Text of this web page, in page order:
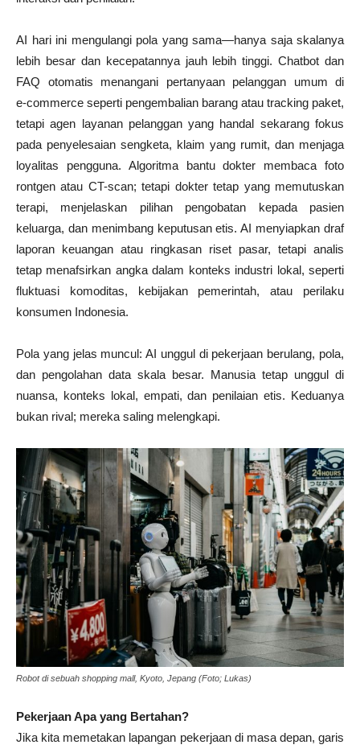
AI hari ini mengulangi pola yang sama—hanya saja skalanya
lebih besar dan kecepatannya jauh lebih tinggi. Chatbot dan
FAQ otomatis menangani pertanyaan pelanggan umum di
e‑commerce seperti pengembalian barang atau tracking paket,
tetapi agen layanan pelanggan yang handal sekarang fokus
pada penyelesaian sengketa, klaim yang rumit, dan menjaga
loyalitas pengguna. Algoritma bantu dokter membaca foto
rontgen atau CT-scan; tetapi dokter tetap yang memutuskan
terapi, menjelaskan pilihan pengobatan kepada pasien
keluarga, dan menimbang keputusan etis. AI menyiapkan draf
laporan keuangan atau ringkasan riset pasar, tetapi analis
tetap menafsirkan angka dalam konteks industri lokal, seperti
fluktuasi komoditas, kebijakan pemerintah, atau perilaku
konsumen Indonesia.
Pola yang jelas muncul: AI unggul di pekerjaan berulang, pola,
dan pengolahan data skala besar. Manusia tetap unggul di
nuansa, konteks lokal, empati, dan penilaian etis. Keduanya
bukan rival; mereka saling melengkapi.
Robot di sebuah shopping mall, Kyoto, Jepang (Foto; Lukas)
Pekerjaan Apa yang Bertahan?
Jika kita memetakan lapangan pekerjaan di masa depan, garis